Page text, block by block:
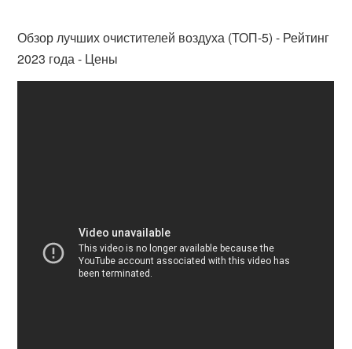
Обзор лучших очистителей воздуха (ТОП-5) - Рейтинг
2023 года - Цены